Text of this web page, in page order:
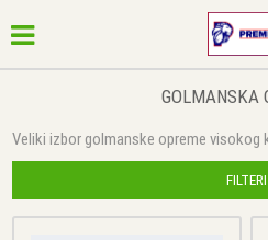
GOLMANSKA
Veliki izbor golmanske opreme visokog
FILTERI